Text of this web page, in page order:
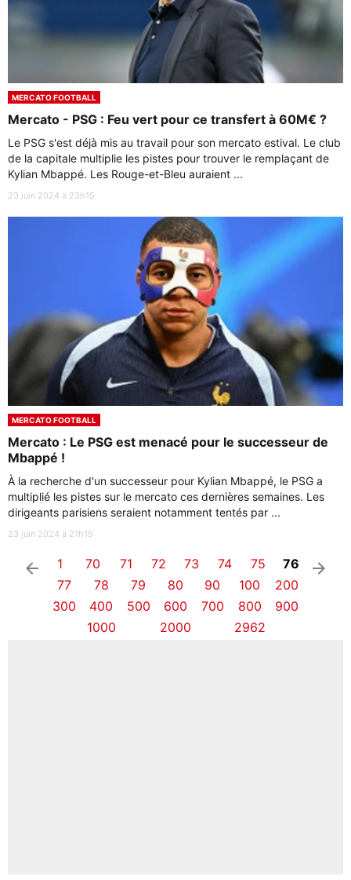
MERCATO FOOTBALL
Mercato - PSG : Feu vert pour ce transfert à 60M€ ?
Le PSG s'est déjà mis au travail pour son mercato estival. Le club
de la capitale multiplie les pistes pour trouver le remplaçant de
Kylian Mbappé. Les Rouge-et-Bleu auraient ...
23 juin 2024 à 23h15
MERCATO FOOTBALL
Mercato : Le PSG est menacé pour le successeur de
Mbappé !
À la recherche d'un successeur pour Kylian Mbappé, le PSG a
multiplié les pistes sur le mercato ces dernières semaines. Les
dirigeants parisiens seraient notamment tentés par ...
23 juin 2024 à 21h15
arrow_left 1 70 71 72 73 74 75
76
77
78 79 80 90 100
200
300
400 500 600 700 800
900
1000
2000 2962
arrow_right